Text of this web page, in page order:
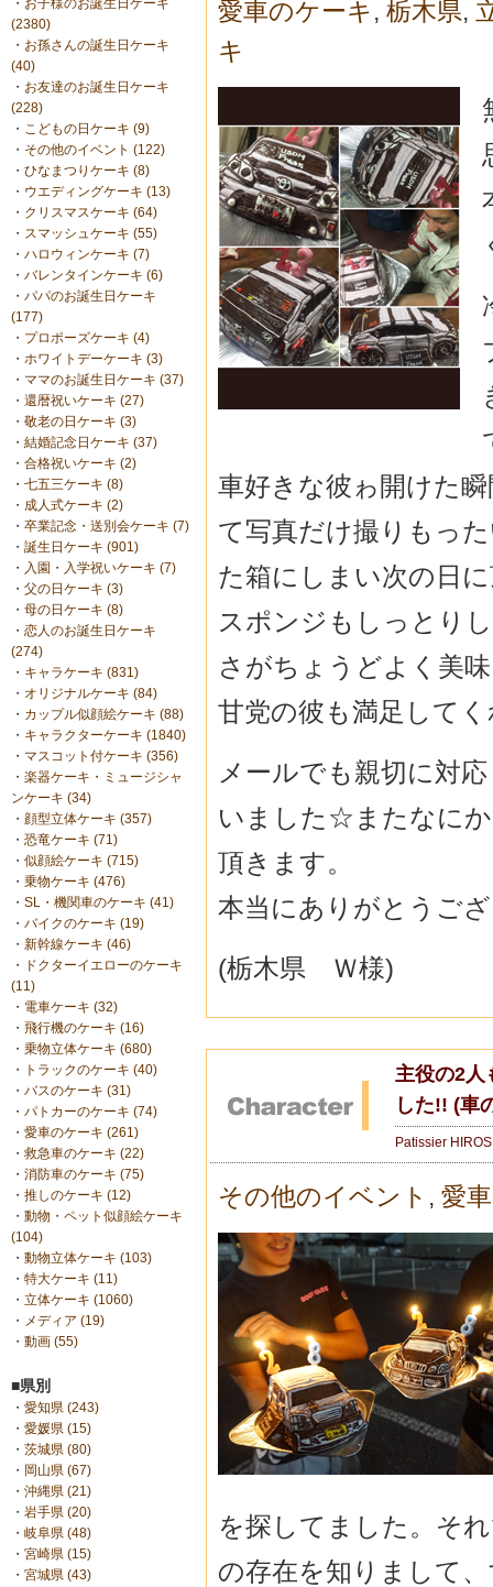
・ お子様のお誕生日ケーキ
(2380)
・ お孫さんの誕生日ケーキ
(40)
・ お友達のお誕生日ケーキ
(228)
・ こどもの日ケーキ (9)
・ その他のイベント (122)
・ ひなまつりケーキ (8)
・ ウエディングケーキ (13)
・ クリスマスケーキ (64)
・ スマッシュケーキ (55)
・ ハロウィンケーキ (7)
・ バレンタインケーキ (6)
・ パパのお誕生日ケーキ
(177)
・ プロポーズケーキ (4)
・ ホワイトデーケーキ (3)
・ ママのお誕生日ケーキ (37)
・ 還暦祝いケーキ (27)
・ 敬老の日ケーキ (3)
・ 結婚記念日ケーキ (37)
・ 合格祝いケーキ (2)
・ 七五三ケーキ (8)
・ 成人式ケーキ (2)
・ 卒業記念・送別会ケーキ (7)
・ 誕生日ケーキ (901)
・ 入園・入学祝いケーキ (7)
・ 父の日ケーキ (3)
・ 母の日ケーキ (8)
・ 恋人のお誕生日ケーキ
(274)
・ キャラケーキ (831)
・ オリジナルケーキ (84)
・ カップル似顔絵ケーキ (88)
・ キャラクターケーキ (1840)
・ マスコット付ケーキ (356)
・ 楽器ケーキ・ミュージシャ
ンケーキ (34)
・ 顔型立体ケーキ (357)
・ 恐竜ケーキ (71)
・ 似顔絵ケーキ (715)
・ 乗物ケーキ (476)
・ SL・機関車のケーキ (41)
・ バイクのケーキ (19)
・ 新幹線ケーキ (46)
・
ドクターイエローのケーキ
(11)
・ 電車ケーキ (32)
・ 飛行機のケーキ (16)
・ 乗物立体ケーキ (680)
・
トラックのケーキ (40)
・ バスのケーキ (31)
・ パトカーのケーキ (74)
・ 愛車のケーキ (261)
・ 救急車のケーキ (22)
・ 消防車のケーキ (75)
・ 推しのケーキ (12)
・ 動物・ペット似顔絵ケーキ
(104)
・ 動物立体ケーキ (103)
・ 特大ケーキ (11)
・ 立体ケーキ (1060)
・ メディア (19)
・ 動画 (55)
■県別
・ 愛知県 (243)
・ 愛媛県 (15)
・ 茨城県 (80)
・ 岡山県 (67)
・ 沖縄県 (21)
・ 岩手県 (20)
・ 岐阜県 (48)
・ 宮崎県 (15)
・ 宮城県 (43)
愛車のケーキ , 栃木県,
キ
車好きな彼ゎ開けた
て写真だけ撮りもっ
た箱にしまい次の日
スポンジもしっとり
さがちょうどよく美
甘党の彼も満足して
メールでも親切に対
いました☆またなに
頂きます。
本当にありがとうご
(栃木県 Ｗ様)
主役の2人
した!! (車
Patissier
その他のイベント , 愛
を探してました。そ
の存在を知りまして